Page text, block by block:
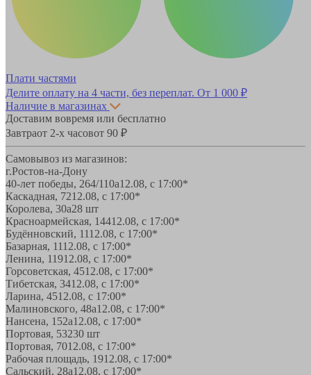
Плати частями
Делите оплату на 4 части, без переплат. От 1 000 ₽
Наличие в магазинах
Доставим вовремя или бесплатно
Завтраот 2-х часовот 90 ₽
Самовывоз из магазинов:
г.Ростов-на-Дону
40-лет победы, 264/110а12.08, с 17:00*
Каскадная, 7212.08, с 17:00*
Королева, 30а28 шт
Красноармейская, 14412.08, с 17:00*
Будённовский, 1112.08, с 17:00*
Базарная, 1112.08, с 17:00*
Ленина, 11912.08, с 17:00*
Горсоветская, 4512.08, с 17:00*
Тибетская, 3412.08, с 17:00*
Ларина, 4512.08, с 17:00*
Малиновского, 48а12.08, с 17:00*
Нансена, 152а12.08, с 17:00*
Портовая, 53230 шт
Портовая, 7012.08, с 17:00*
Рабочая площадь, 1912.08, с 17:00*
Сальский, 28a12.08, с 17:00*